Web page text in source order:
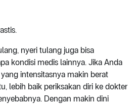
nyeri tulang juga bisa
kondisi medis lainnya. Jika Anda
intensitasnya makin berat
lebih baik periksakan diri ke dokter
Dengan makin dini